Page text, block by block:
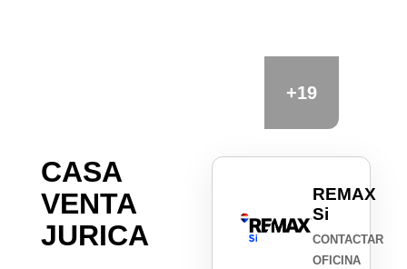
+19
CASA
VENTA
JURICA
REMAX
Si
CONTACTAR
OFICINA